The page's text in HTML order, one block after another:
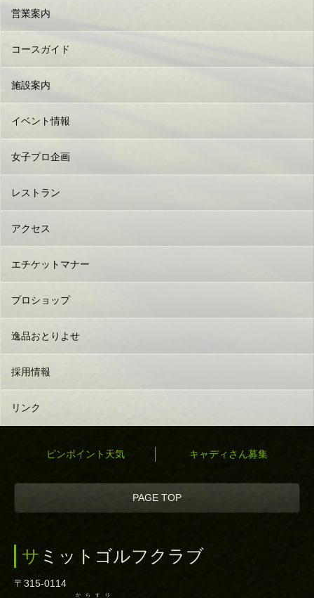
営業案内
コースガイド
施設案内
イベント情報
女子プロ企画
レストラン
アクセス
エチケットマナー
プロショップ
逸品おとりよせ
採用情報
リンク
ピンポイント天気 キャディさん募集
PAGE TOP
サミットゴルフクラブ
〒315-0114
からすり